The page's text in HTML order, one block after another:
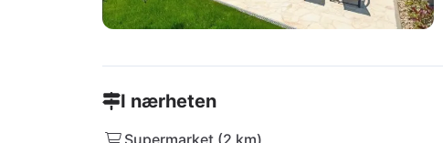
I nærheten
Supermarket (2 km)